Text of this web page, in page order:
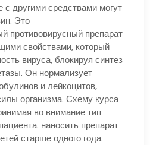
другими средствами могут
Это
противовирусный препарат
свойствами, который
вируса, блокируя синтез
Он нормализует
и лейкоцитов,
организма. Схему курса
во внимание тип
наносить препарат
старше одного года.